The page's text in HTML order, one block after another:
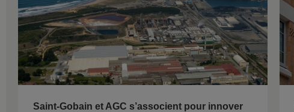
Saint-Gobain et AGC s’associent pour innover